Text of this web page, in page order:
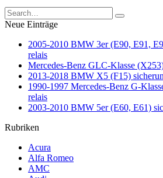
Search
for:
Neue Einträge
2005-2010 BMW 3er (E90, E91,
relais
Mercedes-Benz GLC-Klasse
2013-2018 BMW X5 (F15)
1990-1997 Mercedes-Benz G-
relais
2003-2010 BMW 5er (E60, E61)
Rubriken
Acura
Alfa Romeo
AMC